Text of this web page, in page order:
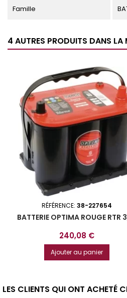
Famille
4 AUTRES PRODUITS DANS LA
RÉFÉRENCE: 38-227654
BATTERIE OPTIMA ROUGE RTR
Prix
240,08 €
Ajouter au panier
LES CLIENTS QUI ONT ACHETÉ